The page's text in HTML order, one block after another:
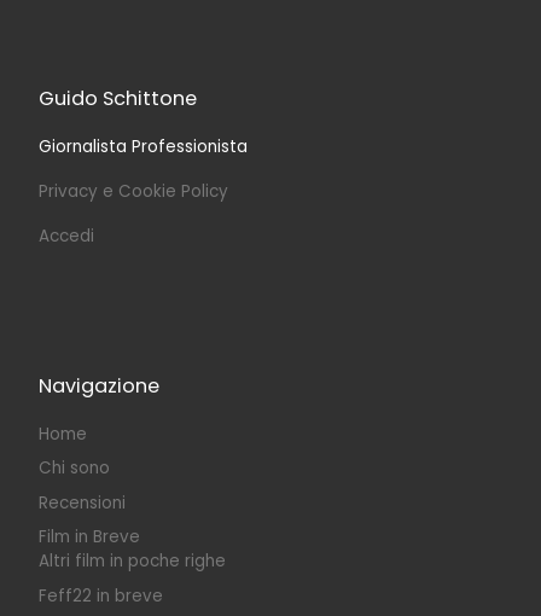
Guido Schittone
Giornalista Professionista
Privacy e Cookie Policy
Accedi
Navigazione
Home
Chi sono
Recensioni
Film in Breve
Altri film in poche righe
Feff22 in breve